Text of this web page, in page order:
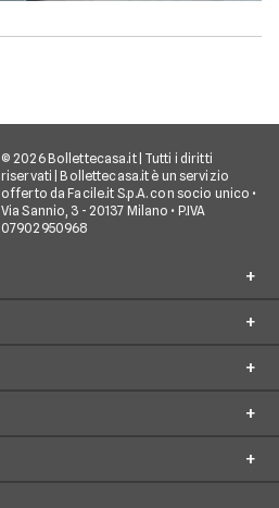
© 2026 Bollettecasa.it | Tutti i diritti
riservati | Bollettecasa.it è un servizio
offerto da Facile.it S.p.A. con socio unico •
Via Sannio, 3 - 20137 Milano • P.IVA
07902950968